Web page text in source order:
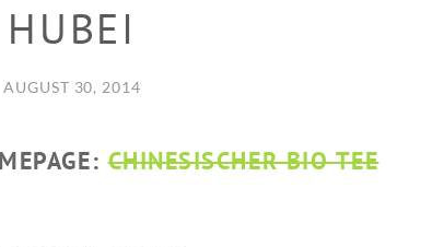
HUBEI
AUGUST 30, 2014
CHINESISCHER BIO TEE